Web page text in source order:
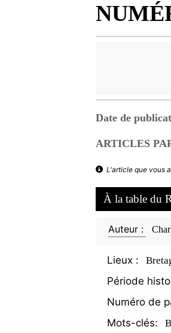
Date de
ARTICLES
L'article que vous
À la table du
Auteur :
Lieux :
Période
Numéro de
Mots-clés: